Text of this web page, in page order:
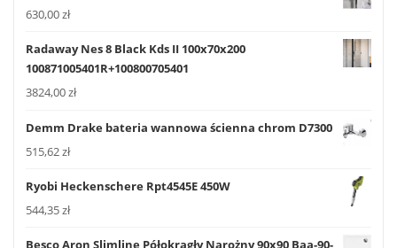
630,00zł
Radaway Nes 8 Black Kds II 100x70x200
100871005401R+100800705401
3824,00zł
Demm Drake bateria wannowa ścienna chrom D7300
515,62zł
Ryobi Heckenschere Rpt4545E 450W
544,35zł
Besco Aron Slimline Półokrągły Narożny 90x90 Baa-90-